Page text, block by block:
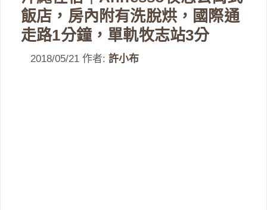
飯店，房內附有洗脫烘，國際通
走路1分鐘，單軌牧志站3分
2018/05/21 作者: 許小布